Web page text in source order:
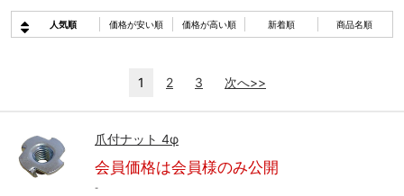
人気順 価格が安い順 価格が高い順 新着順 商品名順
1 2 3 次へ>>
爪付ナット 4φ
会員価格は会員様のみ公開
-